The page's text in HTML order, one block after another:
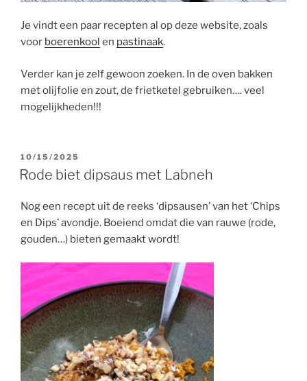
Je vindt een paar recepten al op deze website, zoals
voor boerenkool en pastinaak.
Verder kan je zelf gewoon zoeken. In de oven bakken
met olijfolie en zout, de frietketel gebruiken…. veel
mogelijkheden!!!
GEPLAATST
OP
10/15/2025
Rode biet dipsaus met Labneh
Nog een recept uit de reeks ‘dipsausen’ van het ‘Chips
en Dips’ avondje. Boeiend omdat die van rauwe (rode,
gouden…) bieten gemaakt wordt!